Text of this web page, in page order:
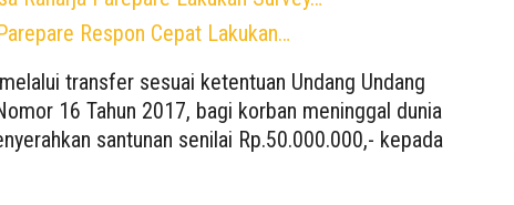
Respon Cepat Lakukan…
transfer sesuai ketentuan Undang Undang
16 Tahun 2017, bagi korban meninggal dunia
santunan senilai Rp.50.000.000,- kepada